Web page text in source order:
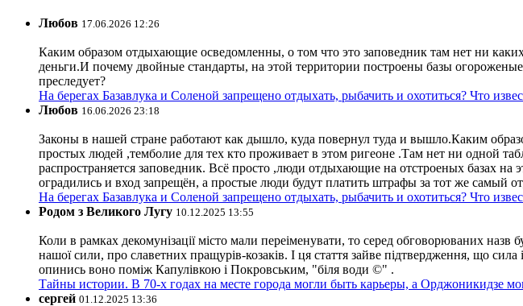
Любов 17.06.2026 12:26
Каким образом отдыхающие осведомленны, о том что это заповедник там нет ни
деньги.И почему двойные стандарты, на этой территории построены базы
преследует?
На берегах Базавлука и Соленой запрещено отдыхать, рыбачить и охотиться? Что
Любов 16.06.2026 23:18
Законы в нашей стране работают как дышло, куда повернул туда и вышло.Каким
простых людей ,темболие для тех кто проживает в этом ригеоне .Там нет ни одной
распространяется заповедник. Всё просто ,люди отдыхающие на отстроеных базах
оградились и вход запрещён, а простые люди будут платить штрафы за тот же самый
На берегах Базавлука и Соленой запрещено отдыхать, рыбачить и охотиться? Что
Родом з Великого Лугу 10.12.2025 13:55
Коли в рамках декомунізації місто мали переіменувати, то серед обговорюваних
нашої сили, про славетних пращурів-козаків. І ця стаття зайве підтвердження, що
опинись воно поміж Капулівкою і Покровським, "біля води ©" .
Тайны истории. В 70-х годах на месте города могли быть карьеры, а Орджоникидзе
сергей 01.12.2025 13:36